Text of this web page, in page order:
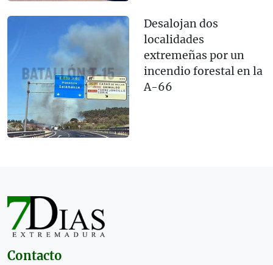
Desalojan dos
localidades
extremeñas por un
incendio forestal en la
A-66
Contacto